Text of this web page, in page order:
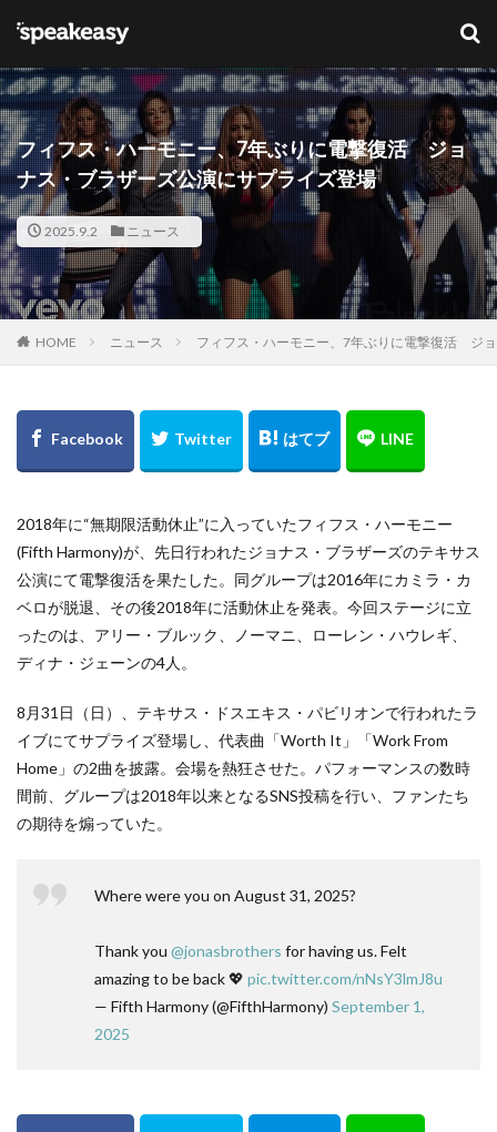
フィフス・ハーモニー、7年ぶりに電撃復活 ジョ
ナス・ブラザーズ公演にサプライズ登場
2025.9.2 ニュース
HOME ニュース フィフス・ハーモニー、7年ぶりに電撃復活 ジ
2018年に“無期限活動休止”に入っていたフィフス・ハーモニー
(Fifth Harmony)が、先日行われたジョナス・ブラザーズのテキサス
公演にて電撃復活を果たした。同グループは2016年にカミラ・カ
ベロが脱退、その後2018年に活動休止を発表。今回ステージに立
ったのは、アリー・ブルック、ノーマニ、ローレン・ハウレギ、
ディナ・ジェーンの4人。
8月31日（日）、テキサス・ドスエキス・パビリオンで行われたラ
イブにてサプライズ登場し、代表曲「Worth It」「Work From
Home」の2曲を披露。会場を熱狂させた。パフォーマンスの数時
間前、グループは2018年以来となるSNS投稿を行い、ファンたち
の期待を煽っていた。
Where were you on August 31, 2025?
Thank you @jonasbrothers for having us. Felt
amazing to be back 💖 pic.twitter.com/nNsY3lmJ8u
— Fifth Harmony (@FifthHarmony) September 1,
2025
カテゴリー
タグ
Lana Del Ray NFT ブリットアウォーズ